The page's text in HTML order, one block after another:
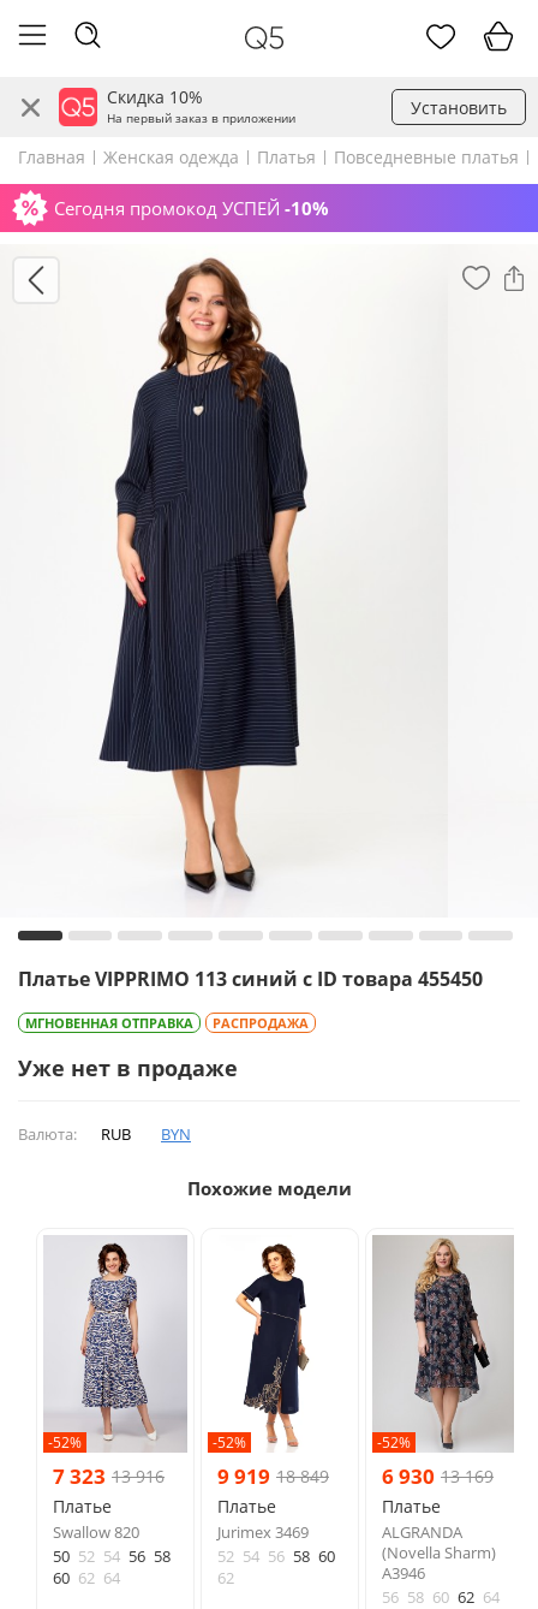
Скидка 10%
На первый заказ в приложении Установить
Главная Женская одежда Платья Повседневные платья
Сегодня промокод УСПЕЙ -10%
Платье VIPPRIMО 113 синий с ID товара 455450
МГНОВЕННАЯ ОТПРАВКА РАСПРОДАЖА
Уже нет в продаже
Валюта: RUB BYN
Похожие модели
-52%
7 323 13 916
Платье
Swallow 820
50 52 54 56 58
60 62 64
-52%
9 919 18 849
Платье
Jurimex 3469
52 54 56 58 60
62
-52%
6 930 13 169
Платье
ALGRANDA
(Novella Sharm)
A3946
56 58 60 62 64